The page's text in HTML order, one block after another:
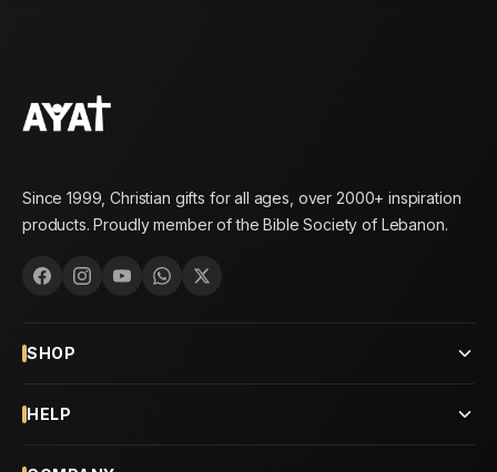
Since 1999, Christian gifts for all ages, over 2000+ inspiration
products. Proudly member of the Bible Society of Lebanon.
SHOP
HELP